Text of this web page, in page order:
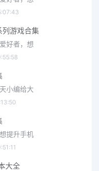
列游戏合集
好者，想
小编给大
提升手机
大全